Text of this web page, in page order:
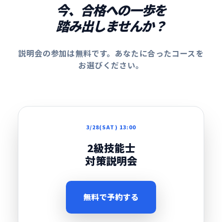
今、合格への一歩を
踏み出しませんか？
説明会の参加は無料です。あなたに合ったコースを
お選びください。
3/28(SAT) 13:00
2級技能士
対策説明会
無料で予約する